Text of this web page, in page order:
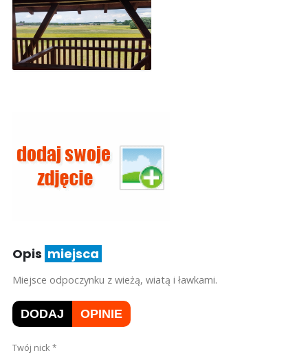
Opis miejsca
Miejsce odpoczynku z wieżą, wiatą i ławkami.
DODAJ OPINIE
Twój nick